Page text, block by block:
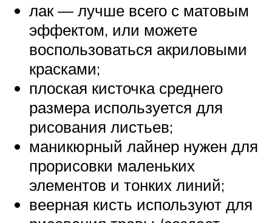
лак — лучше всего с матовым
эффектом, или можете
воспользоваться акриловыми
красками;
плоская кисточка среднего
размера используется для
рисования листьев;
маникюрный лайнер нужен для
прорисовки маленьких
элементов и тонких линий;
веерная кисть используют для